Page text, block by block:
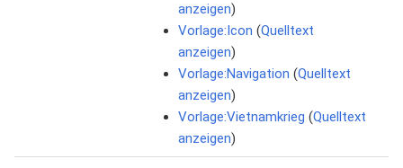
anzeigen)
Vorlage:Icon (Quelltext
anzeigen)
Vorlage:Navigation (Quelltext
anzeigen)
Vorlage:Vietnamkrieg (Quelltext
anzeigen)